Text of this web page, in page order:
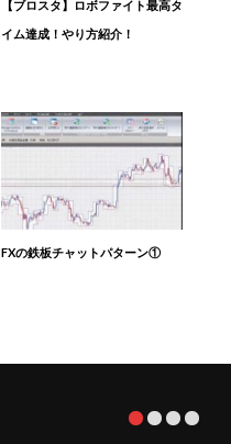
【ブロスタ】ロボファイト最高タ
イム達成！やり方紹介！
FXの鉄板チャットパターン①